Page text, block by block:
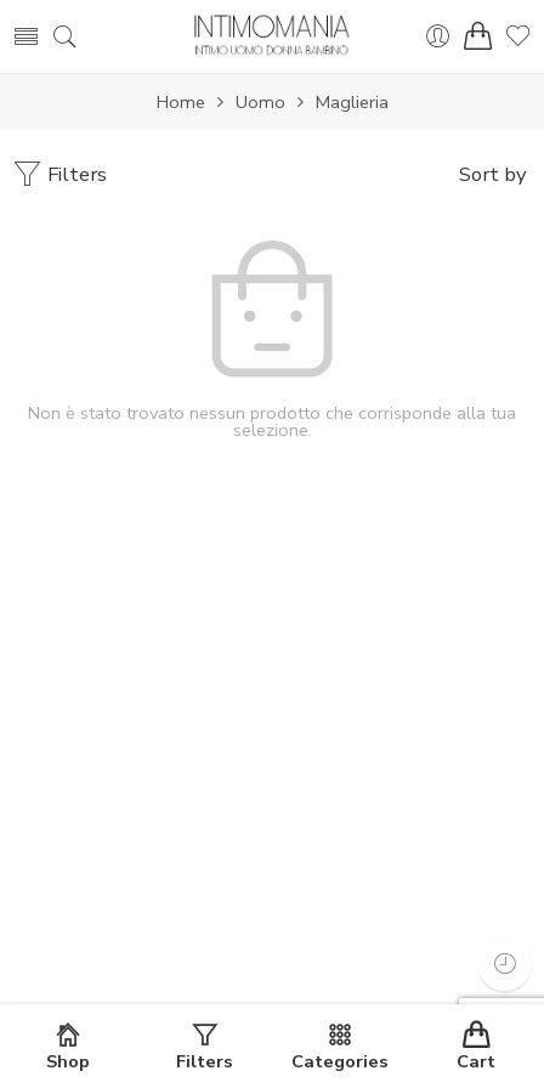
Home Uomo Maglieria
Filters Sort by
Non è stato trovato nessun prodotto che corrisponde alla tua
selezione.
Shop Filters Categories Cart